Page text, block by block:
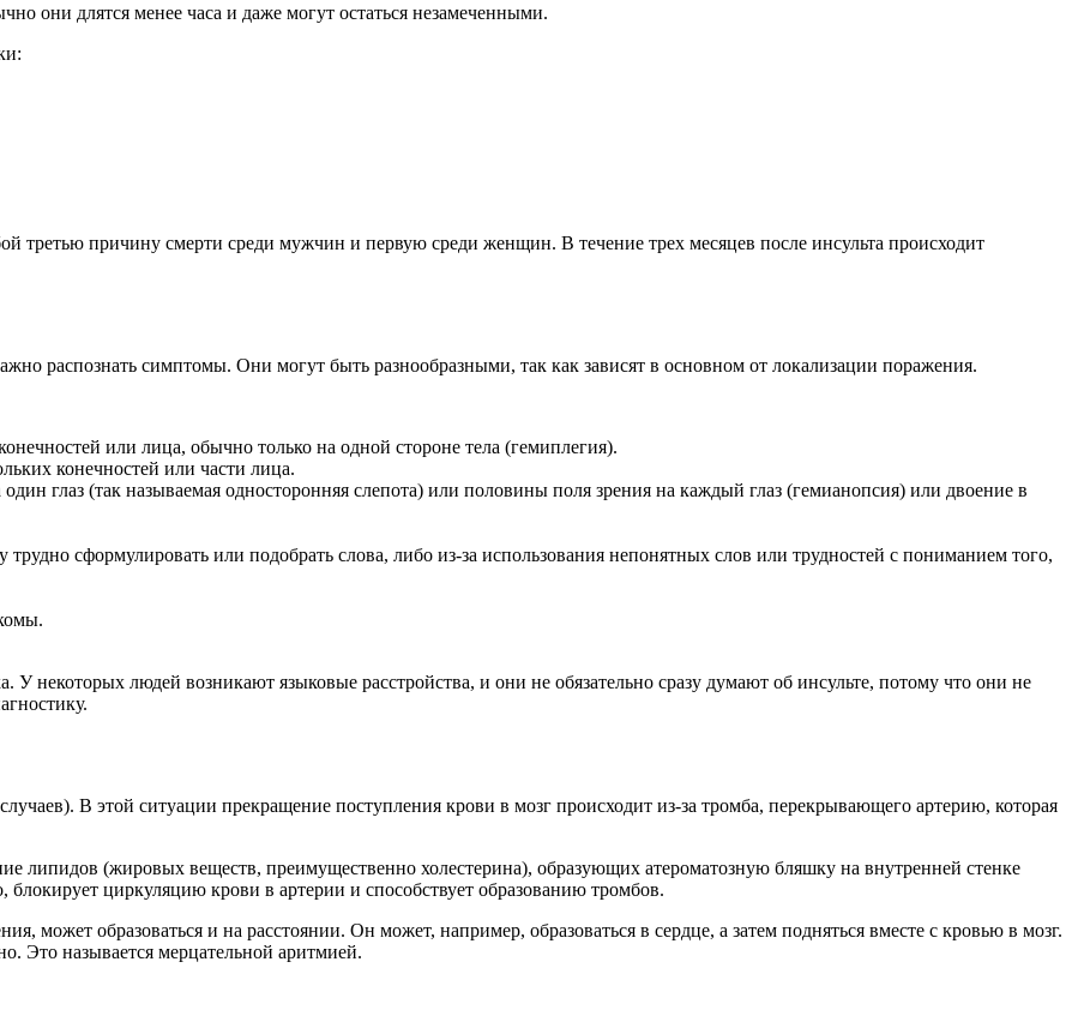
они длятся менее часа и даже могут остаться незамеченными.
третью причину смерти среди мужчин и первую среди женщин. В течение трех месяцев после инсульта происходит
распознать симптомы. Они могут быть разнообразными, так как зависят в основном от локализации поражения.
или лица, обычно только на одной стороне тела (гемиплегия).
конечностей или части лица.
глаз (так называемая односторонняя слепота) или половины поля зрения на каждый глаз (гемианопсия) или двоение в
сформулировать или подобрать слова, либо из-за использования непонятных слов или трудностей с пониманием того,
некоторых людей возникают языковые расстройства, и они не обязательно сразу думают об инсульте, потому что они не
В этой ситуации прекращение поступления крови в мозг происходит из-за тромба, перекрывающего артерию, которая
липидов (жировых веществ, преимущественно холестерина), образующих атероматозную бляшку на внутренней стенке
блокирует циркуляцию крови в артерии и способствует образованию тромбов.
может образоваться и на расстоянии. Он может, например, образоваться в сердце, а затем подняться вместе с кровью в мозг.
Это называется мерцательной аритмией.